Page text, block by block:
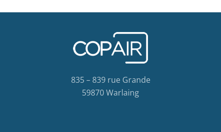
835 – 839 rue Grande
59870 Warlaing